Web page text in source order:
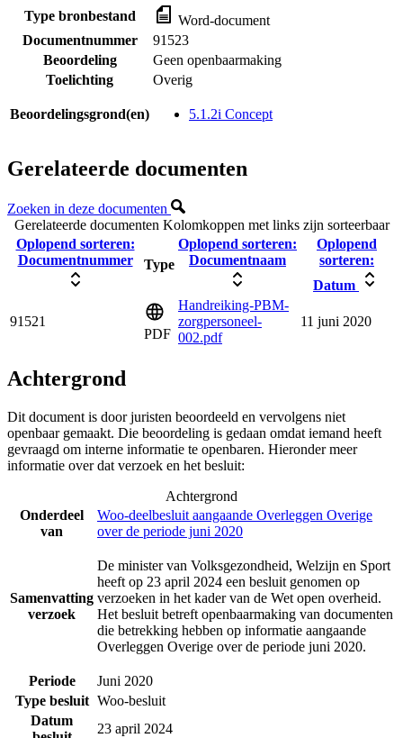
Type bronbestand
Word-document
Documentnummer
91523
Beoordeling
Geen openbaarmaking
Toelichting
Overig
Beoordelingsgrond(en) 5.1.2i Concept
Gerelateerde documenten
Zoeken in deze documenten
Gerelateerde documenten Kolomkoppen met links zijn sorteerbaar
Oplopend sorteren:
Documentnummer
Type
Oplopend sorteren:
Documentnaam
Oplopend
sorteren:
Datum
91521
PDF
Handreiking-PBM-
zorgpersoneel-
002.pdf
11 juni 2020
Achtergrond
Dit document is door juristen beoordeeld en vervolgens niet
openbaar gemaakt. Die beoordeling is gedaan omdat iemand heeft
gevraagd om interne informatie te openbaren. Hieronder meer
informatie over dat verzoek en het besluit:
Achtergrond
Onderdeel
van
Woo-deelbesluit aangaande Overleggen Overige
over de periode juni 2020
Samenvatting
verzoek
De minister van Volksgezondheid, Welzijn en Sport
heeft op 23 april 2024 een besluit genomen op
verzoeken in het kader van de Wet open overheid.
Het besluit betreft openbaarmaking van documenten
die betrekking hebben op informatie aangaande
Overleggen Overige over de periode juni 2020.
Periode
Juni 2020
Type besluit Woo-besluit
Datum
23 april 2024